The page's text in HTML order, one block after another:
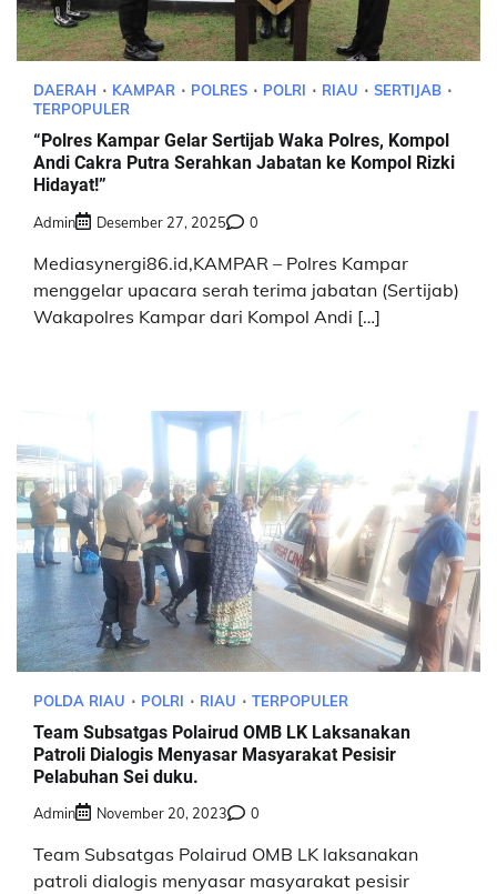
DAERAH KAMPAR POLRES POLRI RIAU
SERTIJAB
TERPOPULER
“Polres Kampar Gelar Sertijab Waka Polres, Kompol
Andi Cakra Putra Serahkan Jabatan ke Kompol Rizki
Hidayat!”
Admin Desember 27, 2025 0
Mediasynergi86.id,KAMPAR – Polres Kampar
menggelar upacara serah terima jabatan (Sertijab)
Wakapolres Kampar dari Kompol Andi […]
POLDA RIAU POLRI RIAU TERPOPULER
Team Subsatgas Polairud OMB LK Laksanakan
Patroli Dialogis Menyasar Masyarakat Pesisir
Pelabuhan Sei duku.
Admin November 20, 2023 0
Team Subsatgas Polairud OMB LK laksanakan
patroli dialogis menyasar masyarakat pesisir